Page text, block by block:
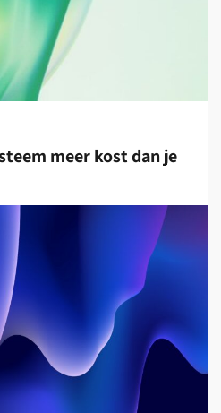
meer kost dan je